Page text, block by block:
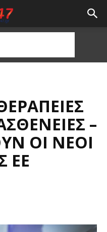
–
ΟΙ ΝΈΟΙ
ΕΕ